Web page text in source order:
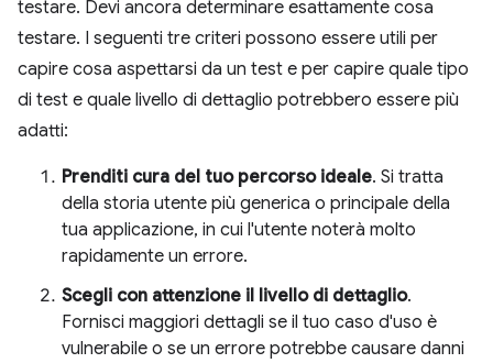
testare. Devi ancora determinare esattamente cosa
testare. I seguenti tre criteri possono essere utili per
capire cosa aspettarsi da un test e per capire quale tipo
di test e quale livello di dettaglio potrebbero essere più
adatti:
Prenditi cura del tuo percorso ideale. Si tratta
della storia utente più generica o principale della
tua applicazione, in cui l'utente noterà molto
rapidamente un errore.
Scegli con attenzione il livello di dettaglio.
Fornisci maggiori dettagli se il tuo caso d'uso è
vulnerabile o se un errore potrebbe causare danni